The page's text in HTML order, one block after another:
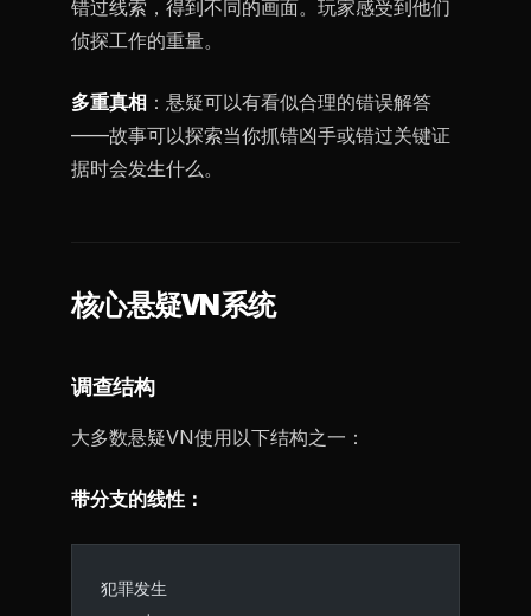
错过线索，得到不同的画面。玩家感受到他们
侦探工作的重量。
多重真相 ：悬疑可以有看似合理的错误解答
——故事可以探索当你抓错凶手或错过关键证
据时会发生什么。
核心悬疑VN系统
调查结构
大多数悬疑VN使用以下结构之一：
带分支的线性：
犯罪发生